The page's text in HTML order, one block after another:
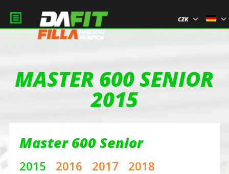
MASTER 600 SENIOR
2015
Master 600 Senior
2015 2016 2017 2018
CZK